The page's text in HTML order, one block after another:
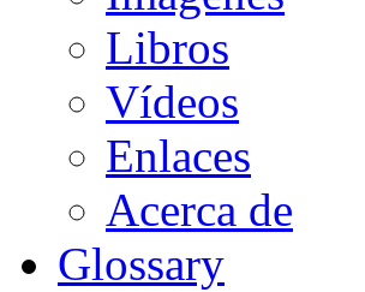
Libros
Vídeos
Enlaces
Acerca de
Glossary